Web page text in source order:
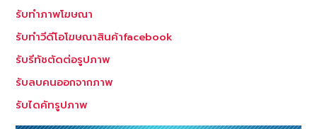
ขาย
รับทำภาพโฆษณา
รับทำวีดีโอโฆษณาสินค้าfacebook
รับรีทัชตัดต่อรูปภาพ
รับลบคนออกจากภาพ
รับไดคัทรูปภาพ